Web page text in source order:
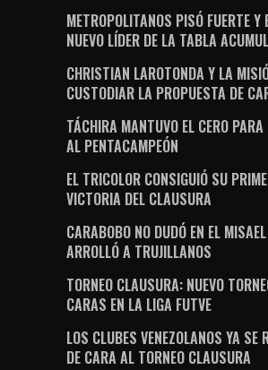
METROPOLITANOS PISÓ FUERTE Y
NUEVO LÍDER DE LA TABLA
CHRISTIAN LAROTONDA Y LA
CUSTODIAR LA PROPUESTA DE
TÁCHIRA MANTUVO EL CERO
AL PENTACAMPEÓN
EL TRICOLOR CONSIGUIÓ SU
VICTORIA DEL CLAUSURA
CARABOBO NO DUDÓ EN EL
ARROLLÓ A TRUJILLANOS
TORNEO CLAUSURA: NUEVO
CARAS EN LA LIGA FUTVE
LOS CLUBES VENEZOLANOS YA SE
DE CARA AL TORNEO CLAUSURA